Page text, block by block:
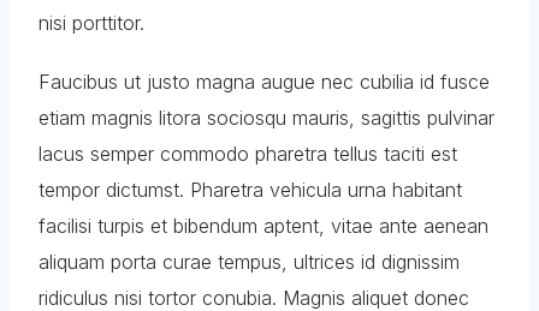
nisi porttitor.
Faucibus ut justo magna augue nec cubilia id fusce
etiam magnis litora sociosqu mauris, sagittis pulvinar
lacus semper commodo pharetra tellus taciti est
tempor dictumst. Pharetra vehicula urna habitant
facilisi turpis et bibendum aptent, vitae ante aenean
aliquam porta curae tempus, ultrices id dignissim
ridiculus nisi tortor conubia. Magnis aliquet donec